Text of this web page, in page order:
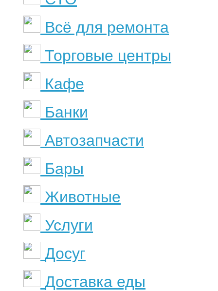
Всё для ремонта
Торговые центры
Кафе
Банки
Автозапчасти
Бары
Животные
Услуги
Досуг
Доставка еды